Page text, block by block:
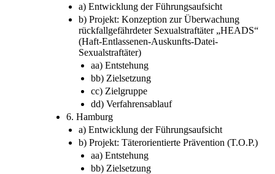
a) Entwicklung der Führungsaufsicht
b) Projekt: Konzeption zur Überwachung
rückfallgefährdeter Sexualstraftäter „HEADS“
(Haft-Entlassenen-Auskunfts-Datei-
Sexualstraftäter)
aa) Entstehung
bb) Zielsetzung
cc) Zielgruppe
dd) Verfahrensablauf
6. Hamburg
a) Entwicklung der Führungsaufsicht
b) Projekt: Täterorientierte Prävention (T.O.P.)
aa) Entstehung
bb) Zielsetzung